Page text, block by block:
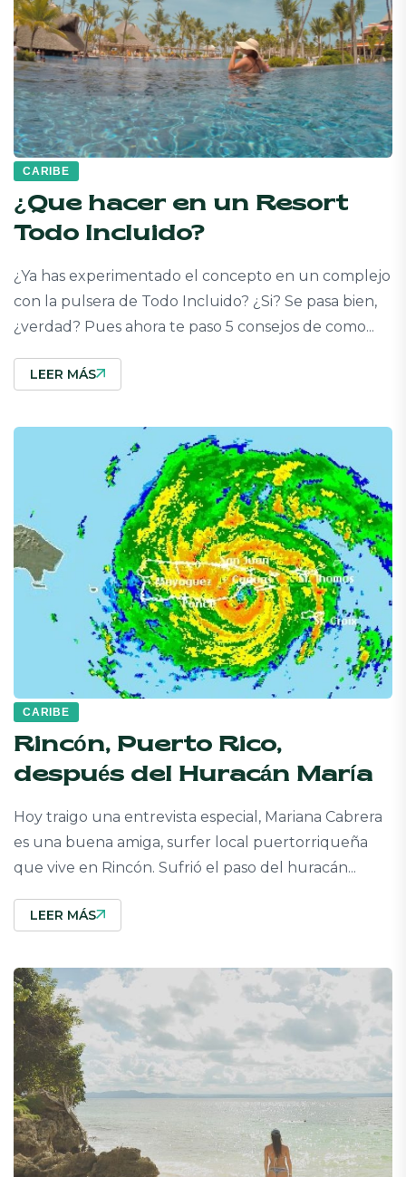
CARIBE
¿Que hacer en un Resort
Todo Incluido?
¿Ya has experimentado el concepto en un complejo
con la pulsera de Todo Incluido? ¿Si? Se pasa bien,
¿verdad? Pues ahora te paso 5 consejos de como...
LEER MÁS
CARIBE
Rincón, Puerto Rico,
después del Huracán María
Hoy traigo una entrevista especial, Mariana Cabrera
es una buena amiga, surfer local puertorriqueña
que vive en Rincón. Sufrió el paso del huracán...
LEER MÁS